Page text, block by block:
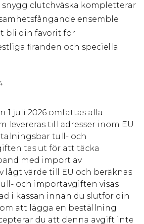
clutchväska kompletterar
ensemble
bli din favorit för
firanden och speciella
1 juli 2026 omfattas alla
levereras till adresser inom EU
tull- och
tas ut för att täcka
med import av
lågt värde till EU och beräknas
och importavgiften visas
i kassan innan du slutför din
att lägga en beställning
du att denna avgift inte